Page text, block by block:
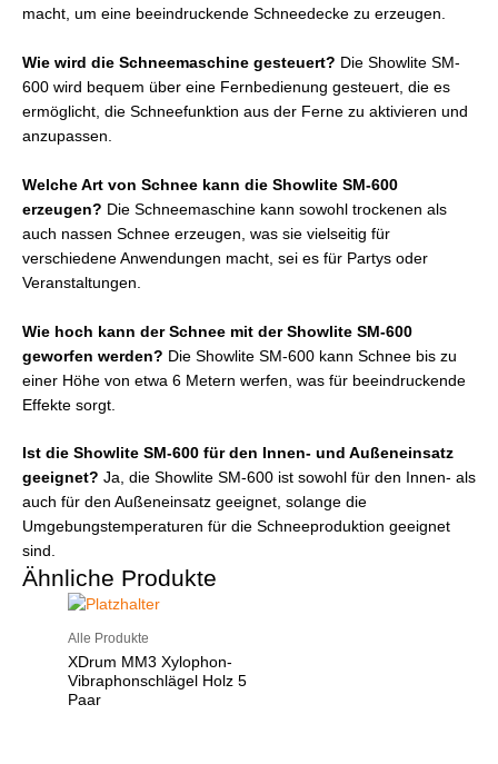
macht, um eine beeindruckende Schneedecke zu erzeugen.
Wie wird die Schneemaschine gesteuert? Die Showlite SM-
600 wird bequem über eine Fernbedienung gesteuert, die es
ermöglicht, die Schneefunktion aus der Ferne zu aktivieren und
anzupassen.
Welche Art von Schnee kann die Showlite SM-600
erzeugen? Die Schneemaschine kann sowohl trockenen als
auch nassen Schnee erzeugen, was sie vielseitig für
verschiedene Anwendungen macht, sei es für Partys oder
Veranstaltungen.
Wie hoch kann der Schnee mit der Showlite SM-600
geworfen werden? Die Showlite SM-600 kann Schnee bis zu
einer Höhe von etwa 6 Metern werfen, was für beeindruckende
Effekte sorgt.
Ist die Showlite SM-600 für den Innen- und Außeneinsatz
geeignet? Ja, die Showlite SM-600 ist sowohl für den Innen- als
auch für den Außeneinsatz geeignet, solange die
Umgebungstemperaturen für die Schneeproduktion geeignet
sind.
Ähnliche Produkte
Alle Produkte
XDrum MM3 Xylophon-
Vibraphonschlägel Holz 5
Paar